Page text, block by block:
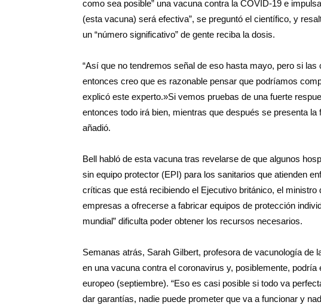
como sea posible” una vacuna contra la COVID-19 e
(esta vacuna) será efectiva”, se preguntó el científico, y
un “número significativo” de gente reciba la dosis.
“Así que no tendremos señal de eso hasta mayo, pero si
entonces creo que es razonable pensar que podríamos
explicó este experto.»Si vemos pruebas de una fuerte
entonces todo irá bien, mientras que después se presenta
añadió.
Bell habló de esta vacuna tras revelarse de que algunos
sin equipo protector (EPI) para los sanitarios que atienden
críticas que está recibiendo el Ejecutivo británico, el
empresas a ofrecerse a fabricar equipos de protección
mundial” dificulta poder obtener los recursos necesarios.
Semanas atrás, Sarah Gilbert, profesora de vacunología de
en una vacuna contra el coronavirus y, posiblemente,
europeo (septiembre). “Eso es casi posible si todo va
dar garantías, nadie puede prometer que va a funcionar y